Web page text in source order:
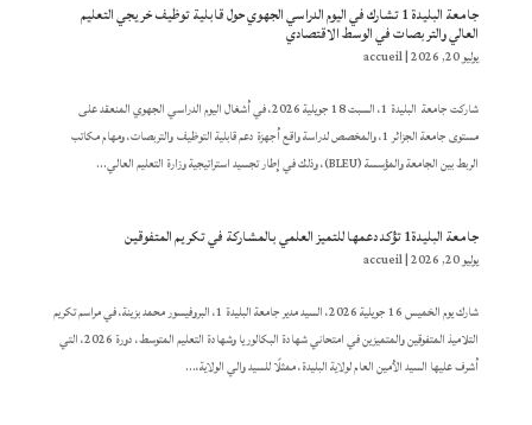
جامعة البليدة 1 تشارك في اليوم الدراسي الجهوي حول قابلية توظيف خريجي التعليم
العالي والتربصات في الوسط الاقتصادي
يوليو 20, 2026 |
accueil
شاركت جامعة البليدة 1، السبت 18 جويلية 2026، في أشغال اليوم الدراسي الجهوي المنعقد على
مستوى جامعة الجزائر 1، والمخصص لدراسة واقع أجهزة دعم قابلية التوظيف والتربصات، ومهام مكاتب
الربط بين الجامعة والمؤسسة (BLEU)، وذلك في إطار تجسيد استراتيجية وزارة التعليم العالي...
جامعة البليدة1 تؤكد دعمها للتميز العلمي بالمشاركة في تكريم المتفوقين
يوليو 20, 2026 |
accueil
شارك يوم الخميس 16 جويلية 2026، السيد مدير جامعة البليدة 1، البروفيسور محمد بزينة، في مراسم تكريم
التلاميذ المتفوقين والمتميزين في امتحاني شهادة البكالوريا وشهادة التعليم المتوسط، دورة 2026، التي
أشرف عليها السيد الأمين العام لولاية البليدة، ممثلًا للسيد والي الولاية،...